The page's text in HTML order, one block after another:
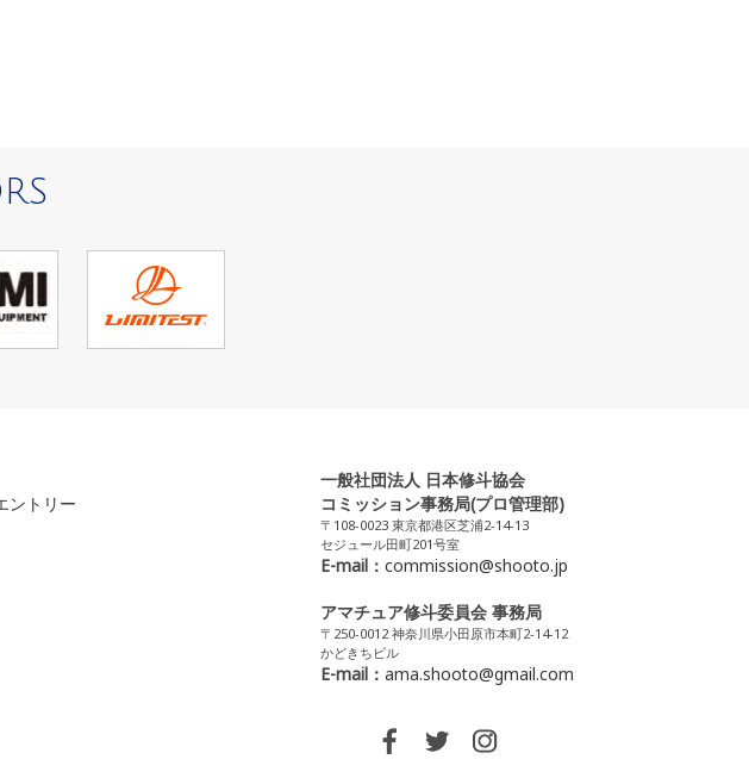
ントリー
一般社団法人 日本修斗協会
コミッション事務局(プロ管理部)
〒108-0023 東京都港区芝浦2-14-13
セジュール田町201号室
E-mail： commission@shooto.jp
アマチュア修斗委員会 事務局
〒250-0012 神奈川県小田原市本町2-14-12
かどきちビル
E-mail： ama.shooto@gmail.com